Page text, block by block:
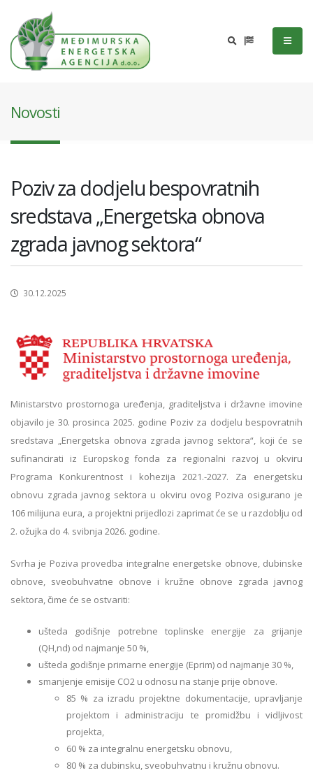
Novosti
Poziv za dodjelu bespovratnih
sredstava „Energetska obnova
zgrada javnog sektora“
30.12.2025
Ministarstvo prostornoga uređenja, graditeljstva i državne imovine
objavilo je 30. prosinca 2025. godine Poziv za dodjelu bespovratnih
sredstava „Energetska obnova zgrada javnog sektora“, koji će se
sufinancirati iz Europskog fonda za regionalni razvoj u okviru
Programa Konkurentnost i kohezija 2021.-2027. Za energetsku
obnovu zgrada javnog sektora u okviru ovog Poziva osigurano je
106 milijuna eura, a projektni prijedlozi zaprimat će se u razdoblju od
2. ožujka do 4. svibnja 2026. godine.
Svrha je Poziva provedba integralne energetske obnove, dubinske
obnove, sveobuhvatne obnove i kružne obnove zgrada javnog
sektora, čime će se ostvariti:
ušteda godišnje potrebne toplinske energije za grijanje
(QH,nd) od najmanje 50 %,
ušteda godišnje primarne energije (Eprim) od najmanje 30 %,
smanjenje emisije CO2 u odnosu na stanje prije obnove.
85 % za izradu projektne dokumentacije, upravljanje
projektom i administraciju te promidžbu i vidljivost
projekta,
60 % za integralnu energetsku obnovu,
80 % za dubinsku, sveobuhvatnu i kružnu obnovu.